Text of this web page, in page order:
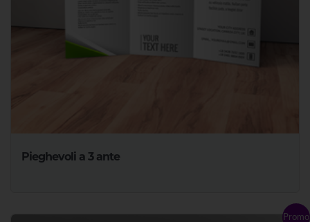
Pieghevoli a 3 ante
Promo